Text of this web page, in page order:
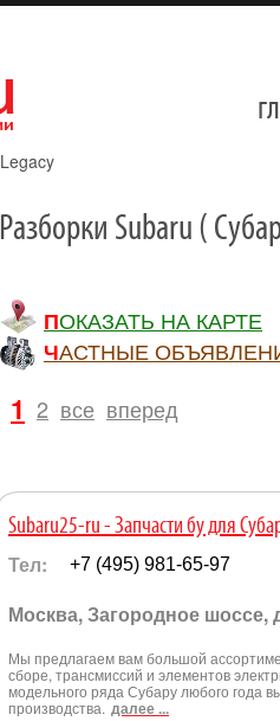
Legacy
Разборки Subaru (
ПОКАЗАТЬ НА КАРТЕ
ЧАСТНЫЕ
1 2 все вперед
Subaru25-ru - Запчасти бу для
Тел: +7 (495) 981-65-97
Москва, Загородное шоссе,
Мы предлагаем вам большой
сборе, трансмиссий и элементов
модельного ряда Субару любого года
производства. далее ...